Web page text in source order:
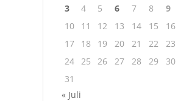
3
4 5 6 7 8
9
10
11 12 13 14 15
16
17
18 19 20 21 22
23
24 25 26 27 28 29
30
31
« Juli